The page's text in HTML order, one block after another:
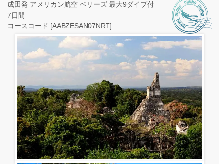
成田発 アメリカン航空 ベリーズ 最大9ダイブ付
7日間
コースコード [AABZESAN07NRT]